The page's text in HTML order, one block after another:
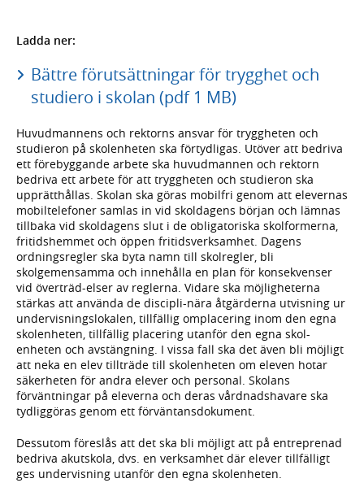
Ladda ner:
Bättre förutsättningar för trygghet och
studiero i skolan (pdf 1 MB)
Huvudmannens och rektorns ansvar för tryggheten och
studieron på skolenheten ska förtydligas. Utöver att bedriva
ett förebyggande arbete ska huvudmannen och rektorn
bedriva ett arbete för att tryggheten och studieron ska
upprätthållas. Skolan ska göras mobilfri genom att elevernas
mobiltelefoner samlas in vid skoldagens början och lämnas
tillbaka vid skoldagens slut i de obligatoriska skolformerna,
fritidshemmet och öppen fritidsverksamhet. Dagens
ordningsregler ska byta namn till skolregler, bli
skolgemensamma och innehålla en plan för konsekvenser
vid överträd-elser av reglerna. Vidare ska möjligheterna
stärkas att använda de discipli-nära åtgärderna utvisning ur
undervisningslokalen, tillfällig omplacering inom den egna
skolenheten, tillfällig placering utanför den egna skol-
enheten och avstängning. I vissa fall ska det även bli möjligt
att neka en elev tillträde till skolenheten om eleven hotar
säkerheten för andra elever och personal. Skolans
förväntningar på eleverna och deras vårdnadshavare ska
tydliggöras genom ett förväntansdokument.
Dessutom föreslås att det ska bli möjligt att på entreprenad
bedriva akutskola, dvs. en verksamhet där elever tillfälligt
ges undervisning utanför den egna skolenheten.